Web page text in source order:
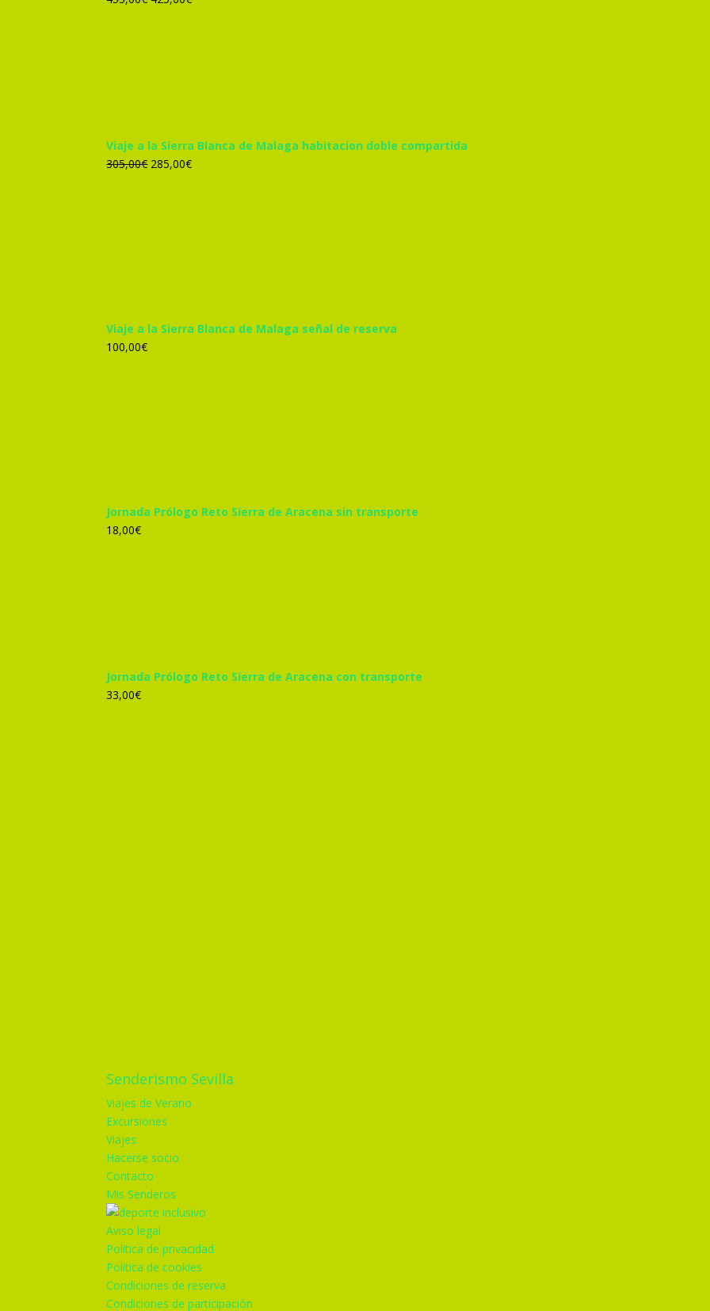
Viaje a la Sierra Blanca de Malaga habitacion doble compartida
305,00€ El
285,00€El
Viaje a la Sierra Blanca de Malaga señal de reserva
100,00€
Jornada Prólogo Reto Sierra de Aracena sin transporte
18,00€
Jornada Prólogo Reto Sierra de Aracena con transporte
33,00€
Senderismo Sevilla
Viajes de Verano
Excursiones
Viajes
Hacerse socio
Contacto
Mis Senderos
Aviso legal
Política de privacidad
Política de cookies
Condiciones de reserva
Condiciones de participación